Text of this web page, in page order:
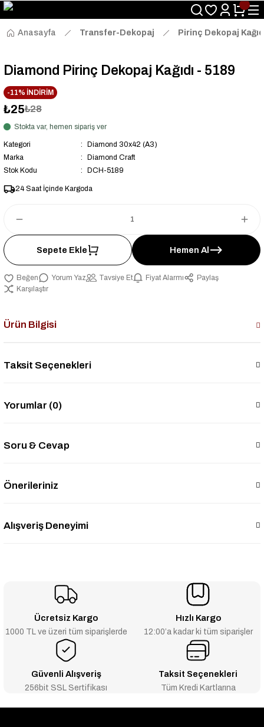
Size Özel "HG10" Kodu ile Sepette Hemen %10 İndirim Fırsatını
Kaçırmayın!
Anasayfa
Transfer-Dekopaj Pirinç Dekopaj
Diamond Pirinç Dekopaj Kağıdı - 5189
-11% İNDİRİM
₺25₺28
Stokta var, hemen sipariş ver
Kategori
Diamond 30x42 (A3)
Marka
Diamond Craft
Stok Kodu
DCH-5189
24 Saat İçinde Kargoda
Sepete Ekle Hemen Al
Yorum Yaz Tavsiye Et Fiyat Alarmı
Paylaş
Karşılaştır
Ürün Bilgisi
Taksit Seçenekleri
Yorumlar (0)
Soru & Cevap
Önerileriniz
Alışveriş Deneyimi
Ücretsiz Kargo
1000 TL ve üzeri tüm siparişlerde
Hızlı Kargo
12:00’a kadar ki tüm siparişler
Güvenli Alışveriş
256bit SSL Sertifikası
Taksit Seçenekleri
Tüm Kredi Kartlarına